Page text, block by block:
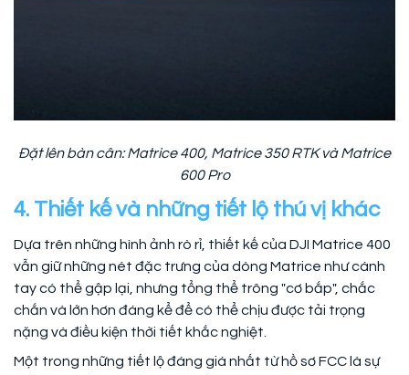
Đặt lên bàn cân: Matrice 400, Matrice 350 RTK và Matrice
600 Pro
4. Thiết kế và những tiết lộ thú vị khác
Dựa trên những hình ảnh rò rỉ, thiết kế của DJI Matrice 400
vẫn giữ những nét đặc trưng của dòng Matrice như cánh
tay có thể gập lại, nhưng tổng thể trông "cơ bắp", chắc
chắn và lớn hơn đáng kể để có thể chịu được tải trọng
nặng và điều kiện thời tiết khắc nghiệt.
Một trong những tiết lộ đáng giá nhất từ hồ sơ FCC là sự